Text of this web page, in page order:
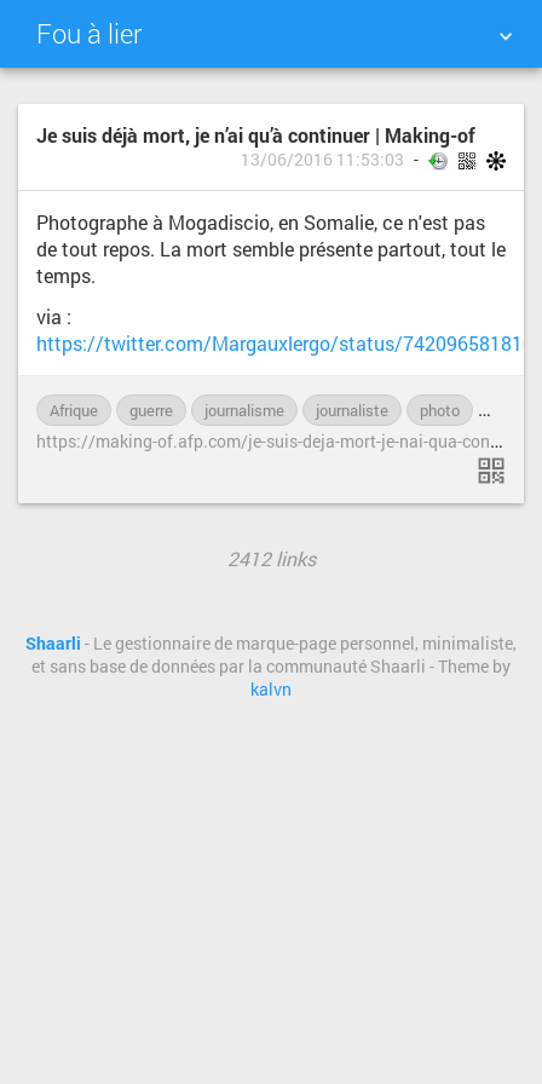
Fou à lier
NUAGE DE TAGS MUR D'IMAGES
Je suis déjà mort, je n’ai qu’à continuer | Making-of
13/06/2016 11:53:03
Photographe à Mogadiscio, en Somalie, ce n'est pas
de tout repos. La mort semble présente partout, tout le
temps.
via :
https://twitter.com/Margauxlergo/status/
Afrique guerre journalisme journaliste photo
h
ttps://making-of.afp.com/je-suis-deja-mort-je-nai-qua-continuer
2412 links
Shaarli - Le gestionnaire de marque-page personnel, minimaliste,
et sans base de données par la communauté Shaarli - Theme by
kalvn